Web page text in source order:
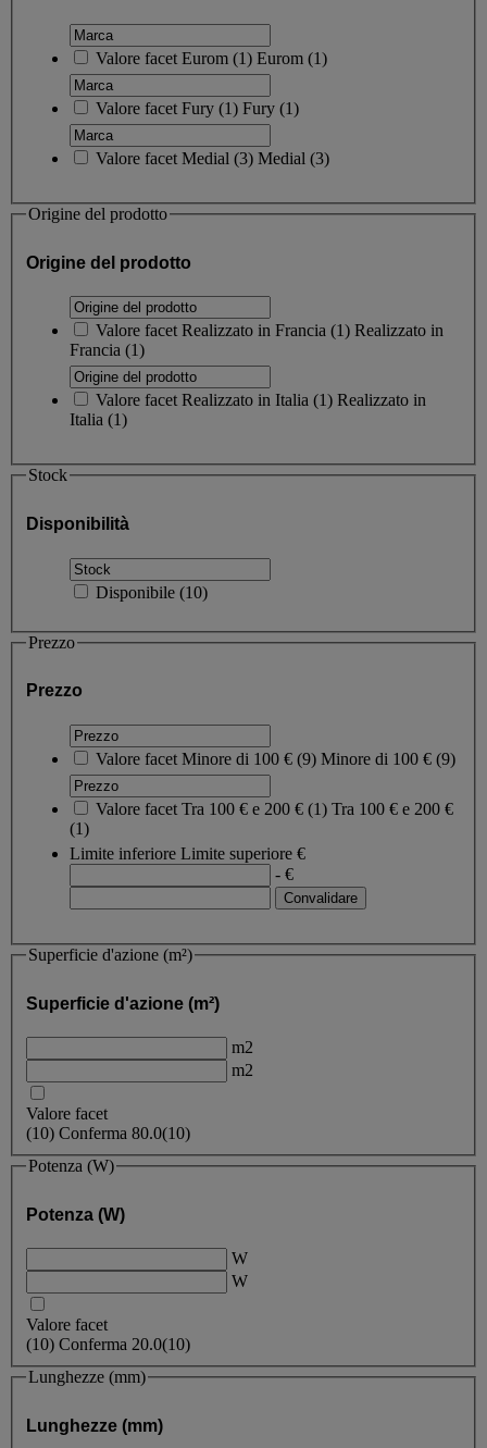
Valore facet Eurom (1) Eurom (1)
Valore facet Fury (1) Fury (1)
Valore facet Medial (3) Medial (3)
Origine del prodotto
Origine del prodotto
Valore facet Realizzato in Francia (1) Realizzato in
Francia (1)
Valore facet Realizzato in Italia (1) Realizzato in
Italia (1)
Stock
Disponibilità
Disponibile (10)
Prezzo
Prezzo
Valore facet Minore di 100 € (9) Minore di 100 € (9)
Valore facet Tra 100 € e 200 € (1) Tra 100 € e 200 €
(1)
Limite inferiore Limite superiore €
- €
Superficie d'azione (m²)
Superficie d'azione (m²)
m2
m2
Valore facet
(10) Conferma 80.0(10)
Potenza (W)
Potenza (W)
W
W
Valore facet
(10) Conferma 20.0(10)
Lunghezze (mm)
Lunghezze (mm)